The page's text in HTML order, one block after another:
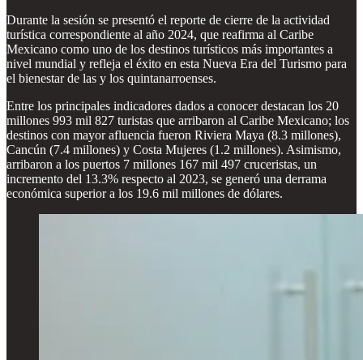
Durante la sesión se presentó el reporte de cierre de la actividad
turística correspondiente al año 2024, que reafirma al Caribe
Mexicano como uno de los destinos turísticos más importantes a
nivel mundial y refleja el éxito en esta Nueva Era del Turismo para
el bienestar de las y los quintanarroenses.
Entre los principales indicadores dados a conocer destacan los 20
millones 993 mil 827 turistas que arribaron al Caribe Mexicano; los
destinos con mayor afluencia fueron Riviera Maya (8.3 millones),
Cancún (7.4 millones) y Costa Mujeres (1.2 millones). Asimismo,
arribaron a los puertos 7 millones 167 mil 497 cruceristas, un
incremento del 13.3% respecto al 2023, se generó una derrama
económica superior a los 19.6 mil millones de dólares.